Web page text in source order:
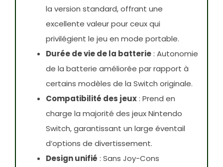
la version standard, offrant une
excellente valeur pour ceux qui
privilégient le jeu en mode portable.
Durée de vie de la batterie: Autonomie
de la batterie améliorée par rapport à
certains modèles de la Switch originale.
Compatibilité des jeux: Prend en
charge la majorité des jeux Nintendo
Switch, garantissant un large éventail
d’options de divertissement.
Design unifié : Sans Joy-Cons